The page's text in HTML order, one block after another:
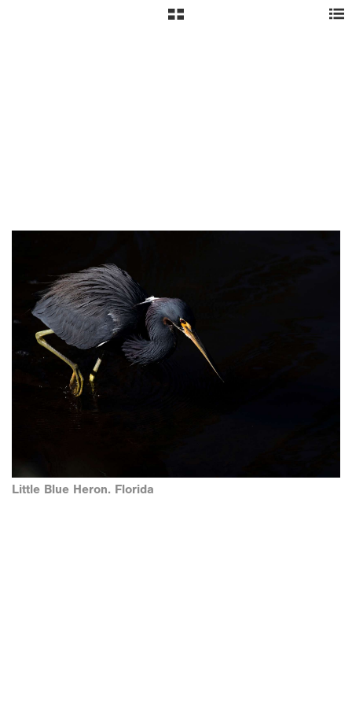
Little Blue Heron. Florida